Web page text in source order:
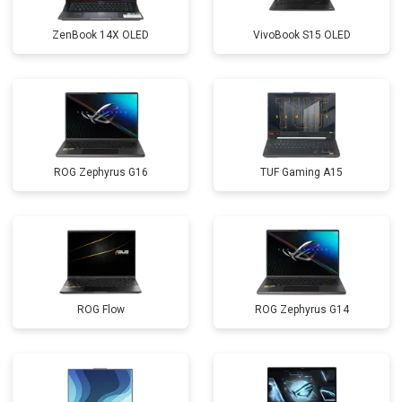
Ремонт петель от 3990 ₽ Заказать
ZenBook 14X OLED VivoBook S15 OLED
ROG Zephyrus G16 TUF Gaming A15
ROG Flow ROG Zephyrus G14